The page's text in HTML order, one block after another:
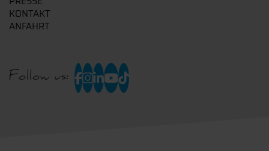
KONTAKT
ANFAHRT
Follow us: